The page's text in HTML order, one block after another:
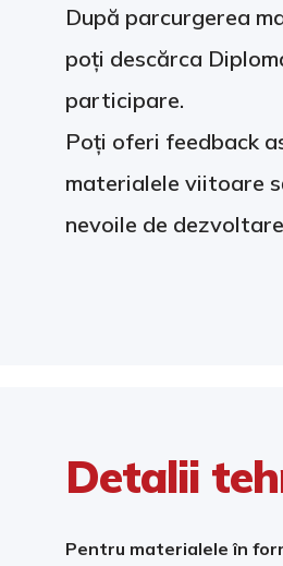
După parcurgerea
poți descărca
participare.
Poți oferi feedback
materialele viitoare
nevoile de
Detalii
Pentru materialele în